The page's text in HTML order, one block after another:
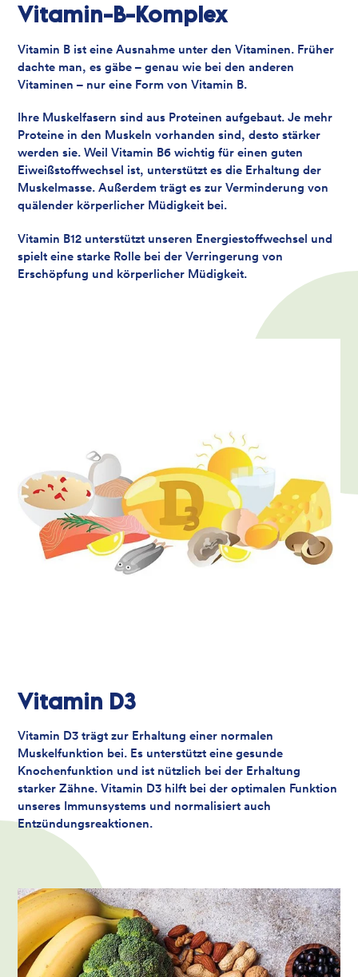
Vitamin-B-Komplex
Vitamin B ist eine Ausnahme unter den Vitaminen. Früher
dachte man, es gäbe – genau wie bei den anderen
Vitaminen – nur eine Form von Vitamin B.
Ihre Muskelfasern sind aus Proteinen aufgebaut. Je mehr
Proteine in den Muskeln vorhanden sind, desto stärker
werden sie. Weil Vitamin B6 wichtig für einen guten
Eiweißstoffwechsel ist, unterstützt es die Erhaltung der
Muskelmasse. Außerdem trägt es zur Verminderung von
quälender körperlicher Müdigkeit bei.
Vitamin B12 unterstützt unseren Energiestoffwechsel und
spielt eine starke Rolle bei der Verringerung von
Erschöpfung und körperlicher Müdigkeit.
Vitamin D3
Vitamin D3 trägt zur Erhaltung einer normalen
Muskelfunktion bei. Es unterstützt eine gesunde
Knochenfunktion und ist nützlich bei der Erhaltung
starker Zähne. Vitamin D3 hilft bei der optimalen Funktion
unseres Immunsystems und normalisiert auch
Entzündungsreaktionen.